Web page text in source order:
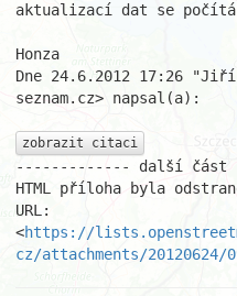
aktualizací dat se
Honza
Dne 24.6.2012 17:26
seznam.cz> napsal(a):
zobrazit citaci
------------- další
HTML příloha byla
URL:
<https://
cz/attachments/20120624/